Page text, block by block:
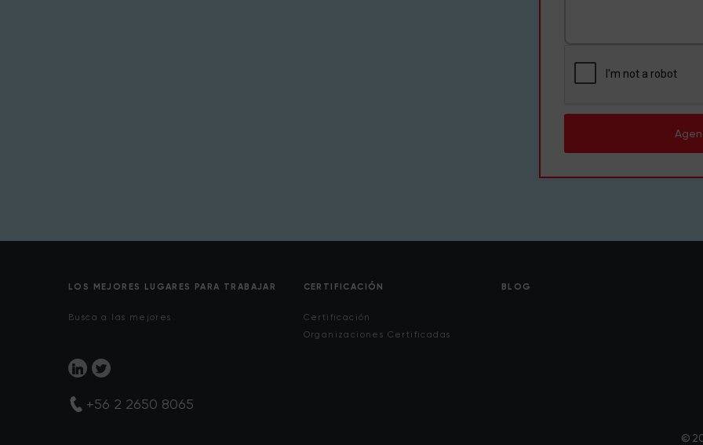
LOS MEJORES LUGARES PARA TRABAJAR
Busca a las mejores
CERTIFICACIÓN
Certificación
Organizaciones Certificadas
BLOG
+56 2 2650 8065
©